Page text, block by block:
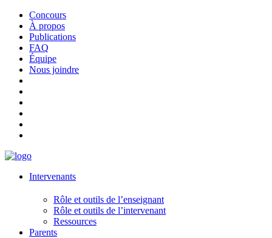
Concours
À propos
Publications
FAQ
Équipe
Nous joindre
Intervenants
Rôle et outils de l’enseignant
Rôle et outils de l’intervenant
Ressources
Parents